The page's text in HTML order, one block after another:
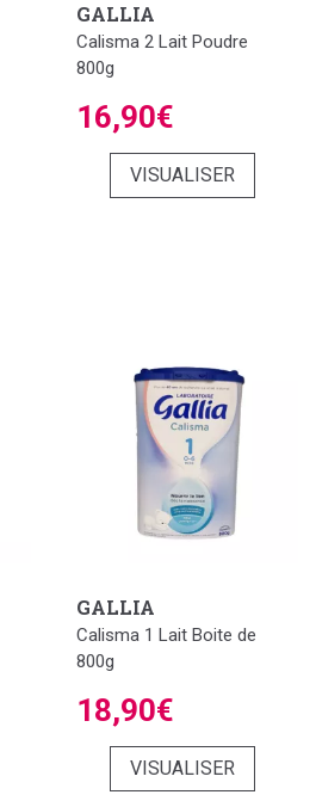
GALLIA
Calisma 2 Lait Poudre
800g
16,90€
VISUALISER
GALLIA
Calisma 1 Lait Boite de
800g
18,90€
VISUALISER